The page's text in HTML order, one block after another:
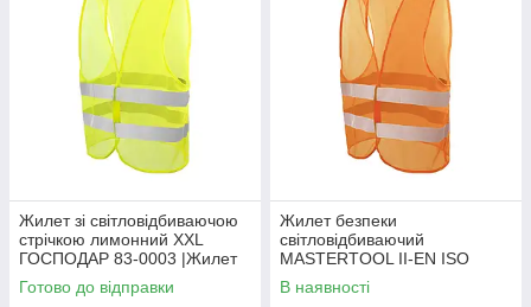
Жилет зi свiтловідбиваючою
стрiчкою лимонний XXL
ГОСПОДАР 83-0003 |Жилет
со светоотражающей лентой
лимонный XXL ГОСПОДАР
Готово до відправки
Жилет безпеки
світловідбиваючий
MASTERTOOL II-EN ISO
13688 EN ISO 20471 XXL
помаранчевий 83-0004
В наявності